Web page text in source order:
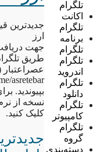
تلگرام
اکانت
تلگرام
برنامه
تلگرام
تلگرام
اندروید
تلگرام
دانلود
تلگرام
کامپیوتر
تلگرام
گروه
دسته‌بندی
جدیدترین
ارز
جهت
طریق
عصراعتبار
بپیوندید.
نسخه از نرم
کلیک کنید.